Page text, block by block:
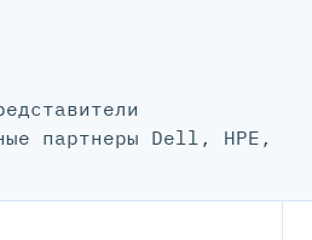
партнеры Dell, HPE,